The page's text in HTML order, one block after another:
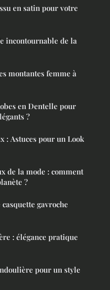
en satin pour votre
incontournable de la
montantes femme à
en Dentelle pour
?
: Astuces pour un Look
de la mode : comment
?
gavroche
: élégance pratique
pour un style